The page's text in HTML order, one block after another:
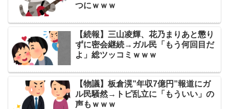
つにｗｗｗ
【続報】三山凌輝、花乃まりあと懲り
ずに密会継続→ガル民「もう何回目だ
よ」総ツッコミｗｗｗ
【物議】板倉滉”年収7億円”報道にガ
ル民騒然→トピ乱立に「もういい」の
声もｗｗｗ